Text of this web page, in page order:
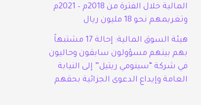
المالية خلال الفترة من 2018م – 2021م
وتغريمهم نحو 18 مليون ريال
هيئة السوق المالية: إحالة 17 مشتبهاً
بهم بينهم مسؤولون سابقون وحاليون
في شركة “سينومي ريتيل” إلى النيابة
العامة وإيداع الدعوى الجزائية بحقهم